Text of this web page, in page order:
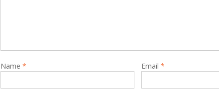
Name * Email*